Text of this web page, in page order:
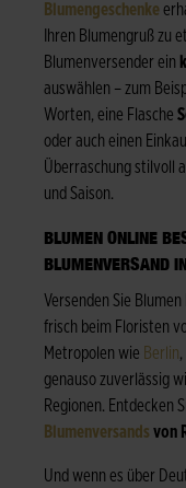
Blumengeschenke
Ihren Blumengruß zu
Blumenversender ein
auswählen – zum
Worten, eine Flasche
oder auch einen
Überraschung stilvoll
und Saison.
BLUMEN ONLINE
BLUMENVERSAND
Versenden Sie
frisch beim Floristen
Metropolen wie Berlin,
genauso zuverlässig
Regionen. Entdecken
Blumenversands von
Und wenn es über